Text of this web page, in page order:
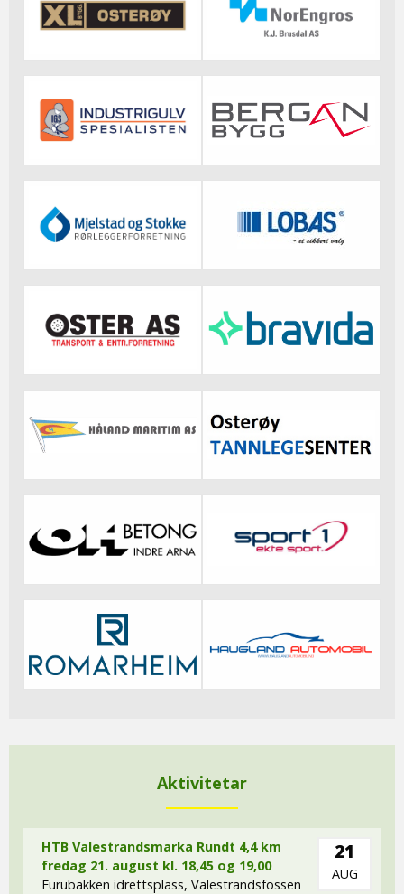
Aktivitetar
HTB Valestrandsmarka Rundt 4,4 km
fredag 21. august kl. 18,45 og 19,00
Furubakken idrettsplass, Valestrandsfossen
21
AUG